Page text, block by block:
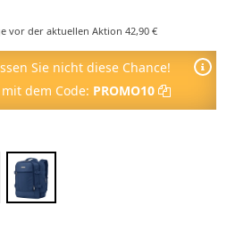
vor der aktuellen Aktion 42,90 €
Sie nicht diese Chance!
dem Code: PROMO10